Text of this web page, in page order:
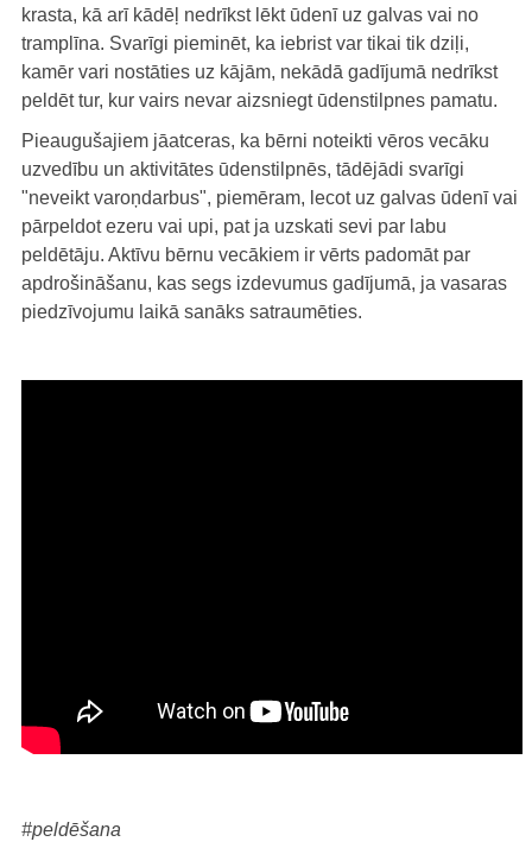
krasta, kā arī kādēļ nedrīkst lēkt ūdenī uz galvas vai no
tramplīna. Svarīgi pieminēt, ka iebrist var tikai tik dziļi,
kamēr vari nostāties uz kājām, nekādā gadījumā nedrīkst
peldēt tur, kur vairs nevar aizsniegt ūdenstilpnes pamatu.
Pieaugušajiem jāatceras, ka bērni noteikti vēros vecāku
uzvedību un aktivitātes ūdenstilpnēs, tādējādi svarīgi
"neveikt varoņdarbus", piemēram, lecot uz galvas ūdenī vai
pārpeldot ezeru vai upi, pat ja uzskati sevi par labu
peldētāju. Aktīvu bērnu vecākiem ir vērts padomāt par
apdrošināšanu, kas segs izdevumus gadījumā, ja vasaras
piedzīvojumu laikā sanāks satraumēties.
#peldēšana